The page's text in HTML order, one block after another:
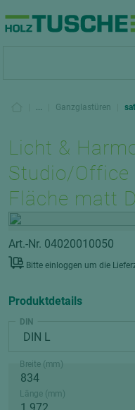
... Ganzglastüren
Licht &
Studio/
Fläche matt
Art.-Nr. 04020010050
Bitte einloggen um die
Produktdetails
DIN
Breite (mm)
Länge (mm)